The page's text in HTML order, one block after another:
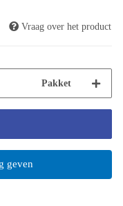
Vraag over het product
Pakket
geven